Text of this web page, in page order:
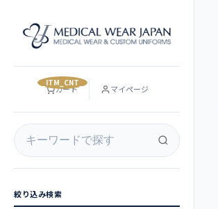
カート
__ITM_CNT__
マイページ
絞り込み検索